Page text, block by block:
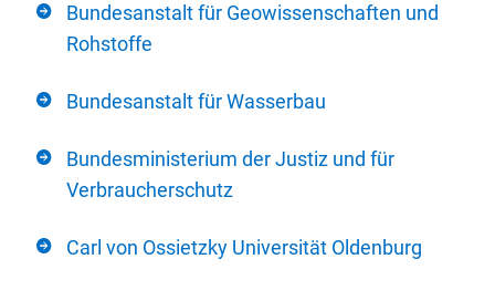
Bundesanstalt für Geowissenschaften und
Rohstoffe
Bundesanstalt für Wasserbau
Bundesministerium der Justiz und für
Verbraucherschutz
Carl von Ossietzky Universität Oldenburg